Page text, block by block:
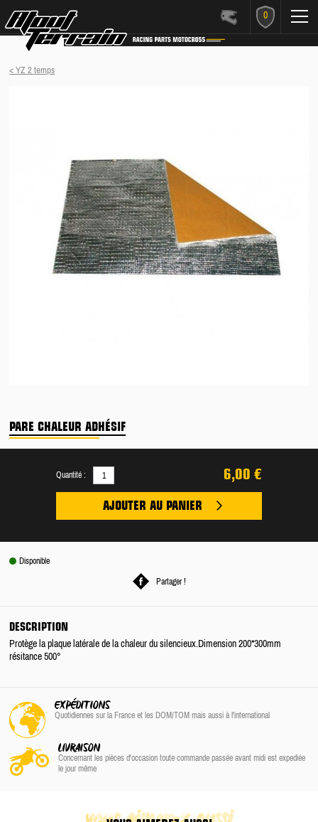
0
< YZ 2 temps
PARE CHALEUR ADHÉSIF
6,00 €
Quantité :
AJOUTER AU PANIER
Disponible
Partager !
DESCRIPTION
Protège la plaque latérale de la chaleur du silencieux.Dimension 200*300mm
résitance 500°
EXPÉDITIONS
Quotidiennes sur la Franceet les DOM/TOM mais aussi à l'international
LIVRAISON
Concernant les pièces d'occasion toute commande passée avant midi est expediée
le jour même